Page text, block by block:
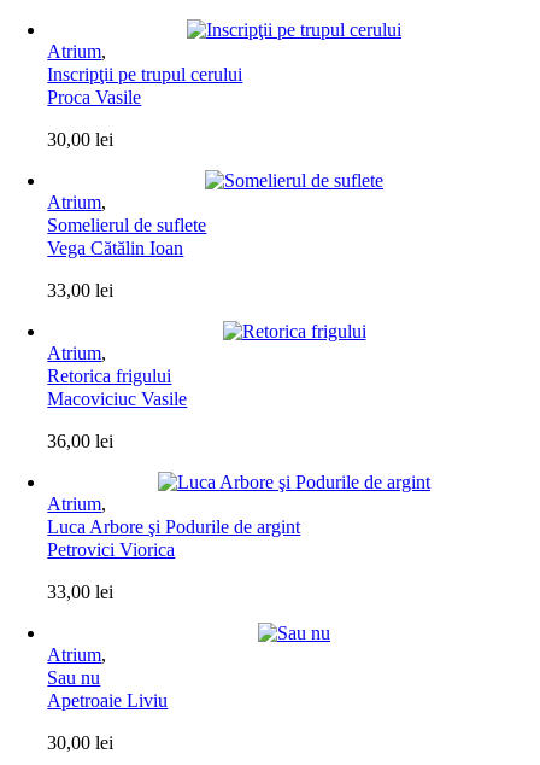
Atrium,
Inscripţii pe trupul cerului
Proca Vasile
30,00lei
Atrium,
Somelierul de suflete
Vega Cătălin Ioan
33,00lei
Atrium,
Retorica frigului
Macoviciuc Vasile
36,00lei
Atrium,
Luca Arbore şi Podurile de argint
Petrovici Viorica
33,00lei
Atrium,
Sau nu
Apetroaie Liviu
30,00lei